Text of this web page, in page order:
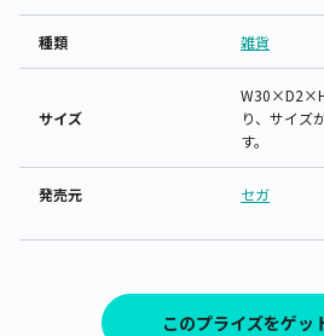
種類 雑貨
サイズ
り、サイズ
す。
発売元 セガ
このプライズをゲッ